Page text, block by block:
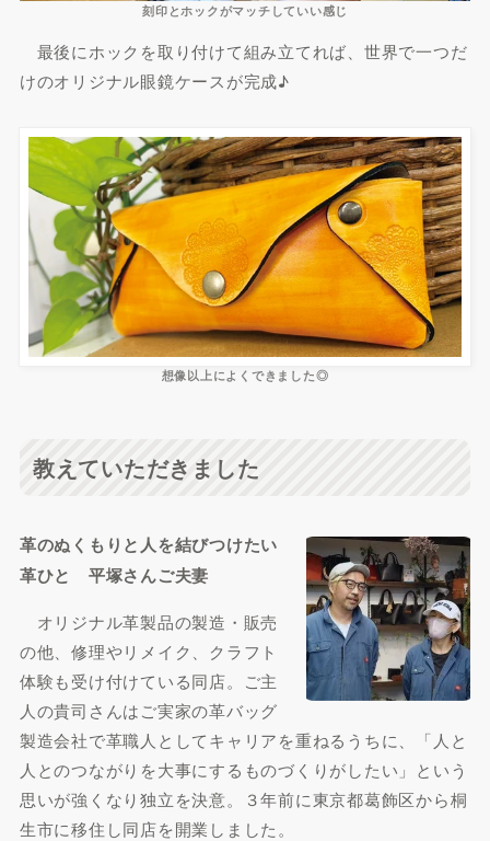
刻印とホックがマッチしていい感じ
最後にホックを取り付けて組み立てれば、世界で一つだ
けのオリジナル眼鏡ケースが完成♪
想像以上によくできました◎
教えていただきました
革のぬくもりと人を結びつけたい
革ひと 平塚さんご夫妻
オリジナル革製品の製造・販売
の他、修理やリメイク、クラフト
体験も受け付けている同店。ご主
人の貴司さんはご実家の革バッグ
製造会社で革職人としてキャリアを重ねるうちに、「人と
人とのつながりを大事にするものづくりがしたい」という
思いが強くなり独立を決意。３年前に東京都葛飾区から桐
生市に移住し同店を開業しました。